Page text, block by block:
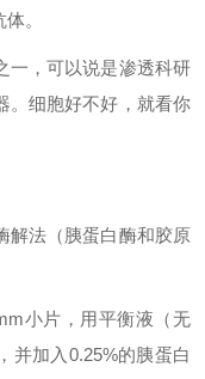
。
一，可以说是渗透科研
。细胞好不好，就看你
解法（胰蛋白酶和胶原
小片，用平衡液（无
并加入0.25%的胰蛋白